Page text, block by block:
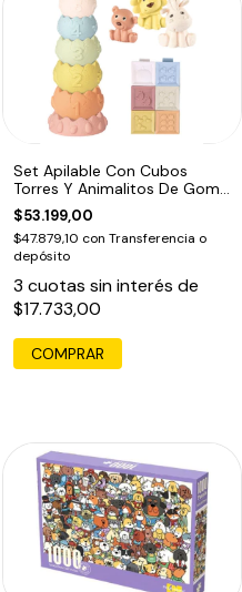
Set Apilable Con Cubos
Torres Y Animalitos De Goma
Color Pastel
$53.199,00
$47.879,10 con Transferencia o
depósito
3 cuotas sin interés de
$17.733,00